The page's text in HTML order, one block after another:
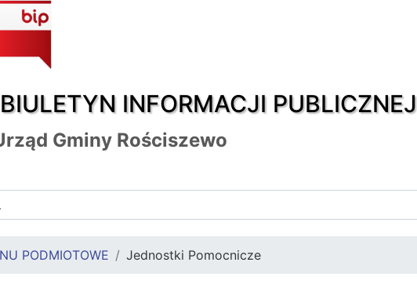
BIULETYN INFORMACJI PUBLICZNEJ
Gminy Rościszewo
PODMIOTOWE Jednostki Pomocnicze